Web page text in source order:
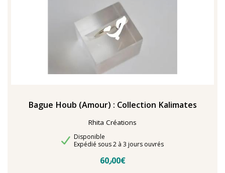
Bague Houb (Amour) : Collection Kalimates
Rhita Créations
Disponibilité
Disponible
Délais de livraison
Expédié sous 2 à 3 jours ouvrés
60٫00€